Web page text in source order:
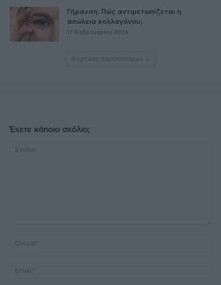
Γήρανση: Πώς αντιμετωπίζεται η
απώλεια κολλαγόνου;
17 Φεβρουαρίου 2026
Φόρτωση περισσοτέρων
Έχετε κάποιο σχόλιο;